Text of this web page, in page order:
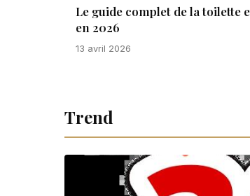
Le guide complet de la toilette
en 2026
13 avril 2026
Trend